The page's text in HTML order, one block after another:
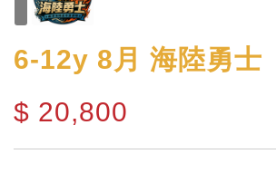
6-12y 8月 海陸勇士
$ 20,800